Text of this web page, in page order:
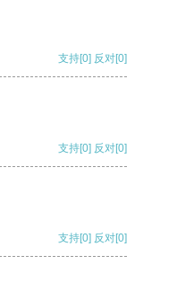
支持[0] 反对[0]
支持[0] 反对[0]
支持[0] 反对[0]